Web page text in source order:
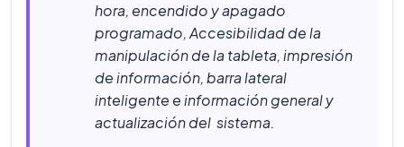
hora, encendido y apagado
programado, Accesibilidad de la
manipulación de la tableta, impresión
de información, barra lateral
inteligente e información general y
actualización del sistema.